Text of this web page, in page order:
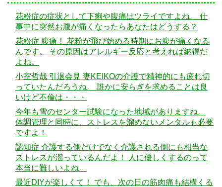
花粉症の症状として下痢や腹痛はツライですよね。 仕
事中に突然お腹が痛くなったらあなたはどうする？
花粉症 腹痛！ 花粉が飛び始める時期にお腹が痛くなる
んです。 その原因はアレルギー反応と考えれば納得だ
よね。
小室哲哉 引退会見 妻KEIKOの介護で精神的にも疲れ切
っていたんだろうね。 誰かに安らぎを求めることは良
いけど不倫は・・・
今年も雪のセンター試験になった地域がありますね。
体調管理と同時に、ストレスを溜めないメンタルも必要
ですよ！
認知症 介護する側だけでなく介護される側にも相当な
ストレスが溜っているんだよ！ 人に優しくするのって
本当に難しいよね。
最近DIYが楽しくて！ でも、次の日の筋肉痛も結構くる